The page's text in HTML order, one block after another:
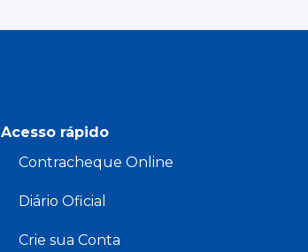
Acesso rápido
Contracheque Online
Diário Oficial
Crie sua Conta